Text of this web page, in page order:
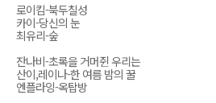
로이킴-북두칠성
카이-당신의 눈
최유리-숲
잔나비-초록을 거머쥔 우리는
산이,레이나-한 여름 밤의 꿀
엔플라잉-옥탑방